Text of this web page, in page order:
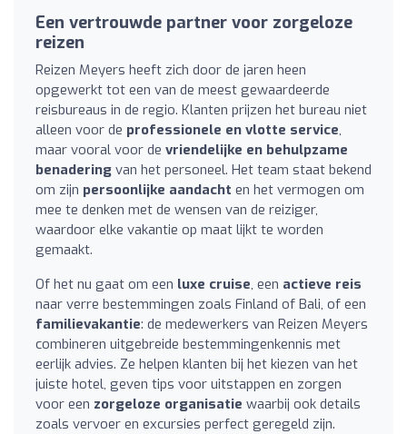
Een vertrouwde partner voor zorgeloze
reizen
Reizen Meyers heeft zich door de jaren heen
opgewerkt tot een van de meest gewaardeerde
reisbureaus in de regio. Klanten prijzen het bureau niet
alleen voor de professionele en vlotte service,
maar vooral voor de vriendelijke en behulpzame
benadering van het personeel. Het team staat bekend
om zijn persoonlijke aandacht en het vermogen om
mee te denken met de wensen van de reiziger,
waardoor elke vakantie op maat lijkt te worden
gemaakt.
Of het nu gaat om een luxe cruise, een actieve reis
naar verre bestemmingen zoals Finland of Bali, of een
familievakantie: de medewerkers van Reizen Meyers
combineren uitgebreide bestemmingenkennis met
eerlijk advies. Ze helpen klanten bij het kiezen van het
juiste hotel, geven tips voor uitstappen en zorgen
voor een zorgeloze organisatie waarbij ook details
zoals vervoer en excursies perfect geregeld zijn.